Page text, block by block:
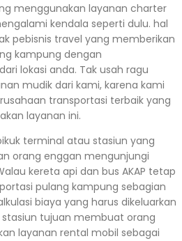
menggunakan layanan charter
kendala seperti dulu. hal
pebisnis travel yang memberikan
kampung dengan
lokasi anda. Tak usah ragu
mudik dari kami, karena kami
transportasi terbaik yang
layanan ini.
terminal atau stasiun yang
orang enggan mengunjungi
kereta api dan bus AKAP tetap
pulang kampung sebagian
biaya yang harus dikeluarkan
tujuan membuat orang
layanan rental mobil sebagai